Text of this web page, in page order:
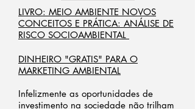
LIVRO: MEIO AMBIENTE NOVOS
CONCEITOS E PRÁTICA: ANÁLISE DE
RISCO SOCIOAMBIENTAL
DINHEIRO "GRATIS" PARA O
MARKETING AMBIENTAL
Infelizmente as oportunidades de
investimento na sociedade não trilham